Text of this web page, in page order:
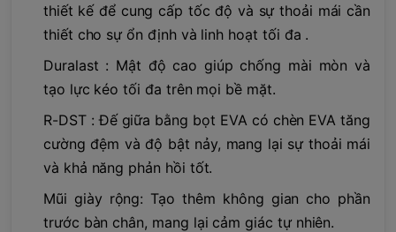
thiết kế để cung cấp tốc độ và sự thoải mái cần
thiết cho sự ổn định và linh hoạt tối đa .
Duralast : Mật độ cao giúp chống mài mòn và
tạo lực kéo tối đa trên mọi bề mặt.
R-DST : Đế giữa bằng bọt EVA có chèn EVA tăng
cường đệm và độ bật nảy, mang lại sự thoải mái
và khả năng phản hồi tốt.
Mũi giày rộng: Tạo thêm không gian cho phần
trước bàn chân, mang lại cảm giác tự nhiên.